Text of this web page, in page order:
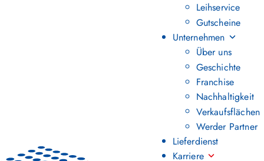
Leihservice
Gutscheine
Unternehmen
Über uns
Geschichte
Franchise
Nachhaltigkeit
Verkaufsflächen
Werder Partner
Lieferdienst
Karriere